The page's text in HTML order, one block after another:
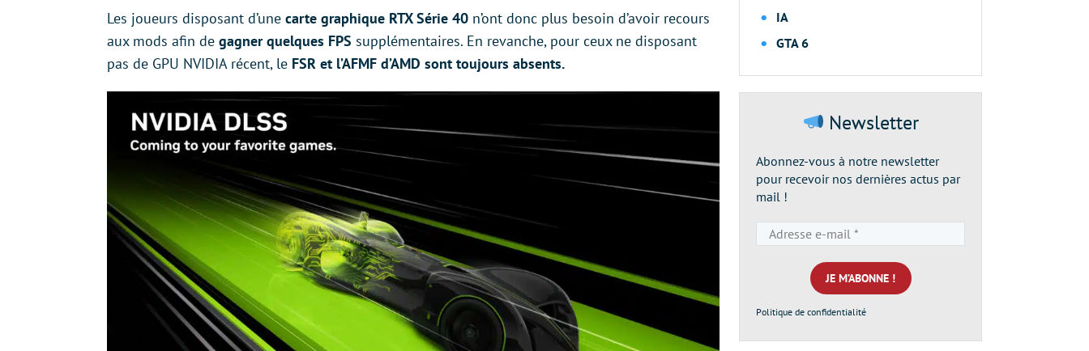
Les joueurs disposant d’une carte graphique RTX Série 40 n’ont donc plus besoin d’avoir recours
aux mods afin de gagner quelques FPS supplémentaires. En revanche, pour ceux ne disposant
pas de GPU NVIDIA récent, le FSR et l’AFMF d’AMD sont toujours absents.
IA
GTA 6
Newsletter
Abonnez-vous à notre newsletter
pour recevoir nos dernières actus par
mail !
e-
mail
*
Politique de confidentialité